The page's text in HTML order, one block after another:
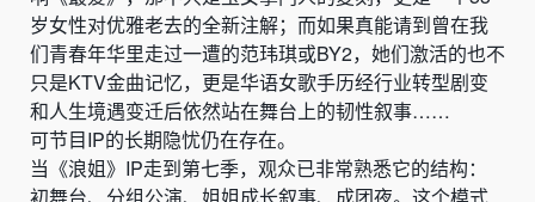
岁女性对优雅老去的全新注解；而如果真能请到曾在我
们青春年华里走过一遭的范玮琪或BY2，她们激活的也不
只是KTV金曲记忆，更是华语女歌手历经行业转型剧变
和人生境遇变迁后依然站在舞台上的韧性叙事……
可节目IP的长期隐忧仍在存在。
当《浪姐》IP走到第七季，观众已非常熟悉它的结构：
初舞台、分组公演、姐姐成长叙事、成团夜。这个模式